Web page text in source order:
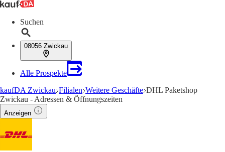
Suchen
08056 Zwickau
Alle Prospekte
kaufDA Zwickau Filialen Weitere Geschäfte DHL Paketshop
Zwickau - Adressen & Öffnungszeiten
Anzeigen